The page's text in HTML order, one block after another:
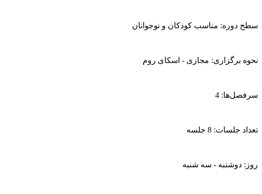
سطح دوره: مناسب کودکان و نوجوانان
نحوه برگزاری: مجازی - اسکای روم
سرفصل‌ها: 4
تعداد جلسات: 8 جلسه
روز: دوشنبه - سه شنبه